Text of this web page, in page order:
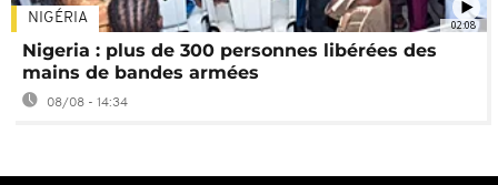
02:08
NIGÉRIA
Nigeria : plus de 300 personnes libérées des
mains de bandes armées
08/08 - 14:34